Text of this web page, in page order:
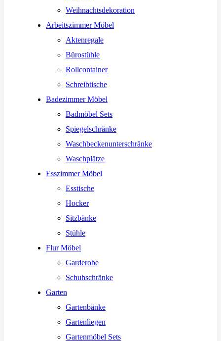
Weihnachtsdekoration
Arbeitszimmer Möbel
Aktenregale
Bürostühle
Rollcontainer
Schreibtische
Badezimmer Möbel
Badmöbel Sets
Spiegelschränke
Waschbeckenunterschränke
Waschplätze
Esszimmer Möbel
Esstische
Hocker
Sitzbänke
Stühle
Flur Möbel
Garderobe
Schuhschränke
Garten
Gartenbänke
Gartenliegen
Gartenmöbel Sets